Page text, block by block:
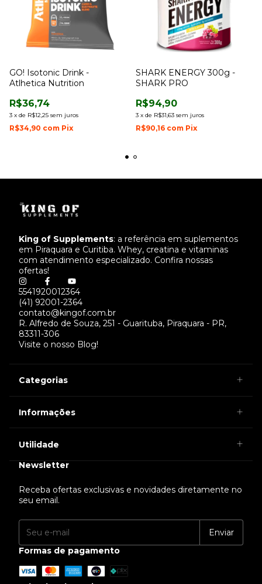
GO! Isotonic Drink -
Atlhetica Nutrition
R$36,74
3 x de R$12,25 sem juros
R$34,90 com Pix
SHARK ENERGY 300g -
SHARK PRO
R$94,90
3 x de R$31,63 sem juros
R$90,16 com Pix
King of Supplements: a referência em suplementos
em Piraquara e Curitiba. Whey, creatina e vitaminas
com atendimento especializado. Confira nossas
ofertas!
5541920012364
(41) 92001-2364
contato@kingof.com.br
R. Alfredo de Souza, 251 - Guarituba, Piraquara - PR,
83311-306
Visite o nosso Blog!
Categorias
Informações
Utilidade
Newsletter
Receba ofertas exclusivas e novidades diretamente no
seu email.
Formas de pagamento